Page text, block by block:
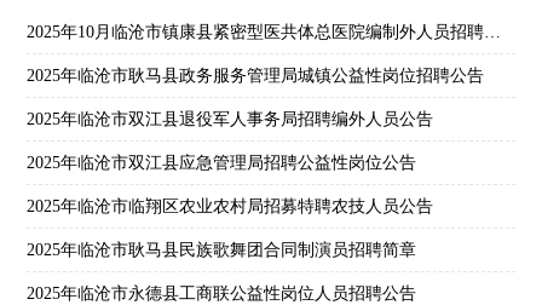
2025年10月临沧市镇康县紧密型医共体总医院编制外人员招聘公告
2025年临沧市耿马县政务服务管理局城镇公益性岗位招聘公告
2025年临沧市双江县退役军人事务局招聘编外人员公告
2025年临沧市双江县应急管理局招聘公益性岗位公告
2025年临沧市临翔区农业农村局招募特聘农技人员公告
2025年临沧市耿马县民族歌舞团合同制演员招聘简章
2025年临沧市永德县工商联公益性岗位人员招聘公告